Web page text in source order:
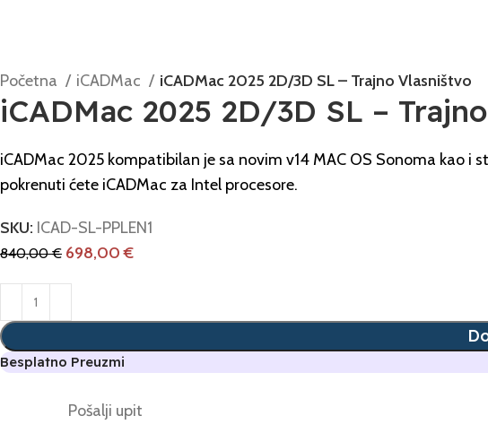
Početna iCADMac iCADMac 2025 2D/3D SL – Trajno Vlasništvo
iCADMac 2025 2D/3D SL –
iCADMac 2025 kompatibilan je sa novim v14 MAC OS Sonoma kao i
pokrenuti ćete iCADMac za Intel procesore.
SKU: ICAD-SL-PPLEN1
840,00€ 698,00€
Besplatno Preuzmi
Pošalji upit